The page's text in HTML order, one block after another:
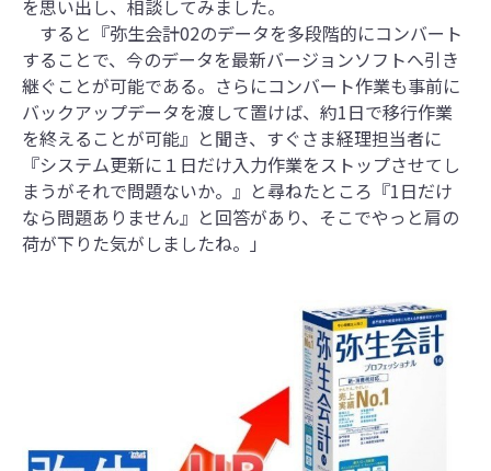
を思い出し、相談してみました。
すると『弥生会計02のデータを多段階的にコンバート
することで、今のデータを最新バージョンソフトへ引き
継ぐことが可能である。さらにコンバート作業も事前に
バックアップデータを渡して置けば、約1日で移行作業
を終えることが可能』と聞き、すぐさま経理担当者に
『システム更新に１日だけ入力作業をストップさせてし
まうがそれで問題ないか。』と尋ねたところ『1日だけ
なら問題ありません』と回答があり、そこでやっと肩の
荷が下りた気がしましたね。」